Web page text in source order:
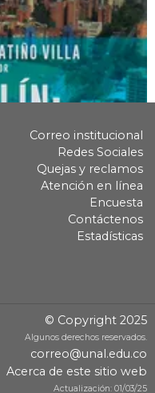
Correo institucional
Redes Sociales
Quejas y reclamos
Atención en línea
Encuesta
Contáctenos
Estadísticas
© Copyright 2025
Algunos derechos reservados.
correo@unal.edu.co
Acerca de este sitio web
Actualización: 01/03/25